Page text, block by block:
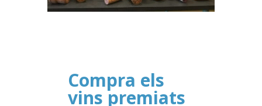
Compra els
vins premiats